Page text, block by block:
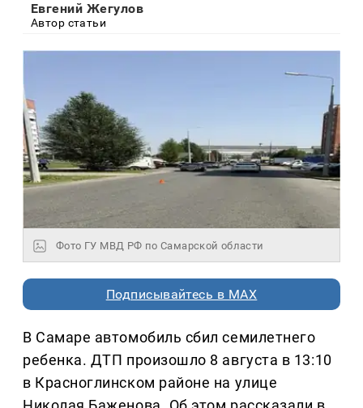
Евгений Жегулов
Автор статьи
Фото ГУ МВД РФ по Самарской области
Подписывайтесь в MAX
В Самаре автомобиль сбил семилетнего
ребенка. ДТП произошло 8 августа в 13:10
в Красноглинском районе на улице